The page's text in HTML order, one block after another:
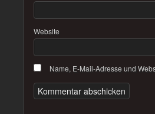
Website
Name, E-Mail-Adresse und